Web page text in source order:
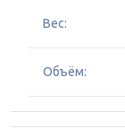
Вес:
Объём: